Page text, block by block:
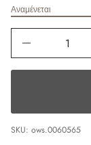
Αναμένεται
SKU: ows.0060565